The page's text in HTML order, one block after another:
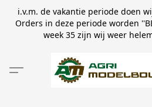
i.v.m. de vakantie periode doen
Orders in deze periode worden
week 35 zijn wij weer